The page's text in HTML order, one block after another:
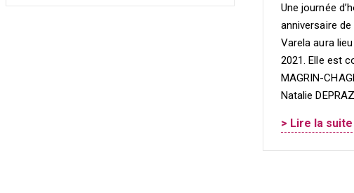
Une journée
anniversaire
Varela aura
2021. Elle est
MAGRIN-
Natalie
> Lire la suite